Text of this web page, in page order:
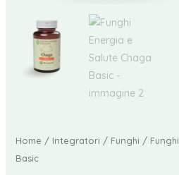
Home / Integratori / Funghi /
Basic